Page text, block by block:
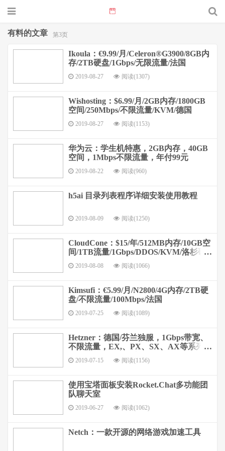
有料的文章 第3页
Ikoula：€9.99/月/Celeron®G3900/8GB内
存/2TB硬盘/1Gbps/无限流量/法国
2019-08-27 阅读(1307)
Wishosting：$6.99/月/2GB内存/1800GB
空间/250Mbps/不限流量/KVM/德国
2019-08-27 阅读(1153)
华为云：学生机特惠，2GB内存，40GB
空间，1Mbps不限流量，年付99元
2019-08-22 阅读(960)
h5ai 目录列表程序详细安装使用教程
2019-08-09 阅读(1250)
CloudCone：$15/年/512MB内存/10GB空
间/1TB流量/1Gbps/DDOS/KVM/洛杉矶
CN2 GIA
2019-08-08 阅读(1066)
Kimsufi：€5.99/月/N2800/4G内存/2TB硬
盘/不限流量/100Mbps/法国
2019-07-25 阅读(1089)
Hetzner：德国/芬兰独服，1Gbps带宽、
不限流量，EX,、PX、SX、AX等系列，
免设置费，性价比高
2019-07-15 阅读(1156)
使用宝塔面板安装Rocket.Chat多功能团
队聊天室
2019-06-27 阅读(1062)
Netch：一款开源的网络游戏加速工具